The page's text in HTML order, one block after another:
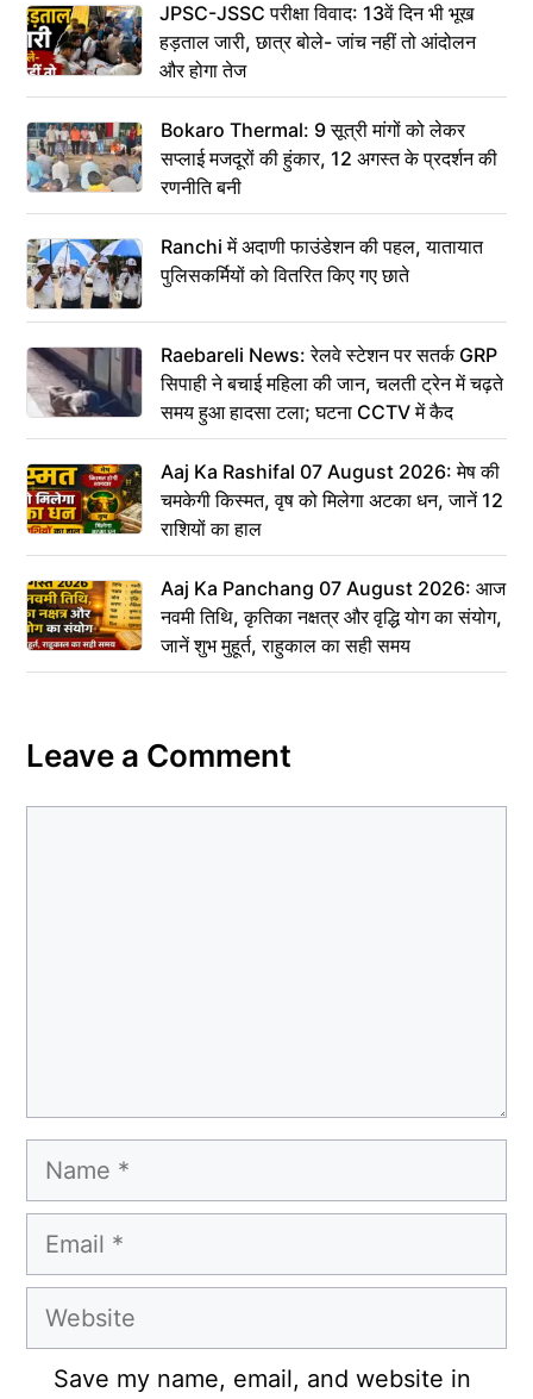
JPSC-JSSC परीक्षा विवाद: 13वें दिन भी भूख
हड़ताल जारी, छात्र बोले- जांच नहीं तो आंदोलन
और होगा तेज
Bokaro Thermal: 9 सूत्री मांगों को लेकर
सप्लाई मजदूरों की हुंकार, 12 अगस्त के प्रदर्शन की
रणनीति बनी
Ranchi में अदाणी फाउंडेशन की पहल, यातायात
पुलिसकर्मियों को वितरित किए गए छाते
Raebareli News: रेलवे स्टेशन पर सतर्क GRP
सिपाही ने बचाई महिला की जान, चलती ट्रेन में चढ़ते
समय हुआ हादसा टला; घटना CCTV में कैद
Aaj Ka Rashifal 07 August 2026: मेष की
चमकेगी किस्मत, वृष को मिलेगा अटका धन, जानें 12
राशियों का हाल
Aaj Ka Panchang 07 August 2026: आज
नवमी तिथि, कृतिका नक्षत्र और वृद्धि योग का संयोग,
जानें शुभ मुहूर्त, राहुकाल का सही समय
Leave a Comment
Name
Email
Website
Save my name, email, and website in